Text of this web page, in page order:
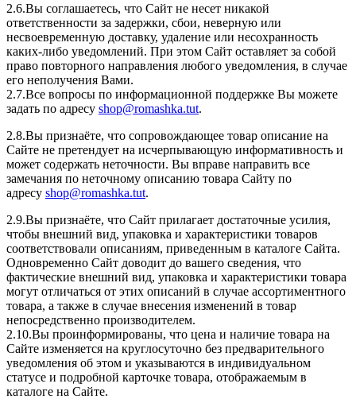
2.6.Вы соглашаетесь, что Сайт не несет никакой
ответственности за задержки, сбои, неверную или
несвоевременную доставку, удаление или несохранность
каких-либо уведомлений. При этом Сайт оставляет за собой
право повторного направления любого уведомления, в случае
его неполучения Вами.
2.7.Все вопросы по информационной поддержке Вы можете
задать по адресу shop@romashka.tut.
2.8.Вы признаёте, что сопровождающее товар описание на
Сайте не претендует на исчерпывающую информативность и
может содержать неточности. Вы вправе направить все
замечания по неточному описанию товара Сайту по
адресу shop@romashka.tut.
2.9.Вы признаёте, что Сайт прилагает достаточные усилия,
чтобы внешний вид, упаковка и характеристики товаров
соответствовали описаниям, приведенным в каталоге Сайта.
Одновременно Сайт доводит до вашего сведения, что
фактические внешний вид, упаковка и характеристики товара
могут отличаться от этих описаний в случае ассортиментного
товара, а также в случае внесения изменений в товар
непосредственно производителем.
2.10.Вы проинформированы, что цена и наличие товара на
Сайте изменяется на круглосуточно без предварительного
уведомления об этом и указываются в индивидуальном
статусе и подробной карточке товара, отображаемым в
каталоге на Сайте.